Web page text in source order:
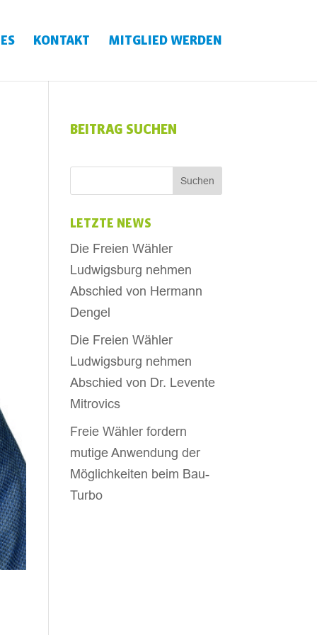
KONTAKT MITGLIED WERDEN
BEITRAG SUCHEN
LETZTE NEWS
Die Freien Wähler
Ludwigsburg nehmen
Abschied von Hermann
Dengel
Die Freien Wähler
Ludwigsburg nehmen
Abschied von Dr. Levente
Mitrovics
Freie Wähler fordern
mutige Anwendung der
Möglichkeiten beim Bau-
Turbo